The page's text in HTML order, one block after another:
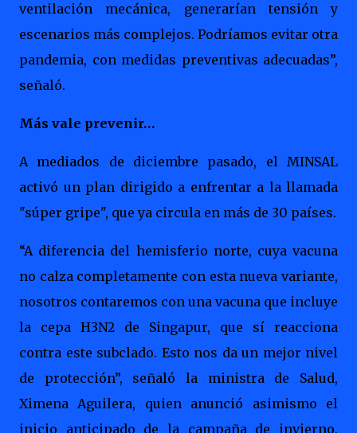
ventilación mecánica, generarían tensión y
escenarios más complejos. Podríamos evitar otra
pandemia, con medidas preventivas adecuadas”,
señaló.
Más vale prevenir…
A mediados de diciembre pasado, el MINSAL
activó un plan dirigido a enfrentar a la llamada
"súper gripe", que ya circula en más de 30 países.
“A diferencia del hemisferio norte, cuya vacuna
no calza completamente con esta nueva variante,
nosotros contaremos con una vacuna que incluye
la cepa H3N2 de Singapur, que sí reacciona
contra este subclado. Esto nos da un mejor nivel
de protección”, señaló la ministra de Salud,
Ximena Aguilera, quien anunció asimismo el
inicio anticipado de la campaña de invierno,